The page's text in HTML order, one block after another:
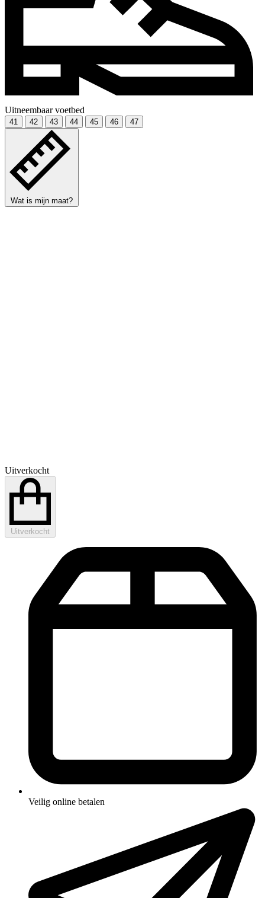
Uitneembaar voetbed
41 42 43 44 45 46 47
Wat is mijn maat?
Uitverkocht
Uitverkocht
Veilig online betalen